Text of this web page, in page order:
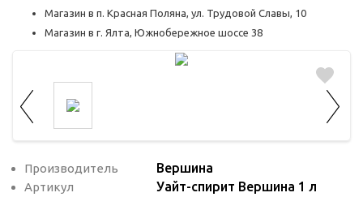
Магазин в п. Красная Поляна, ул. Трудовой Славы, 10
Магазин в г. Ялта, Южнобережное шоссе 38
Производитель Вершина
Артикул Уайт-спирит Вершина 1 л
Рекламные файлы cookie используются
для целей маркетинга и улучшения
качества рекламы. Эти файлы cookie
помогают обеспечить максимально
высокую точность и ценность содержания
маркетинговых и рекламных материалов